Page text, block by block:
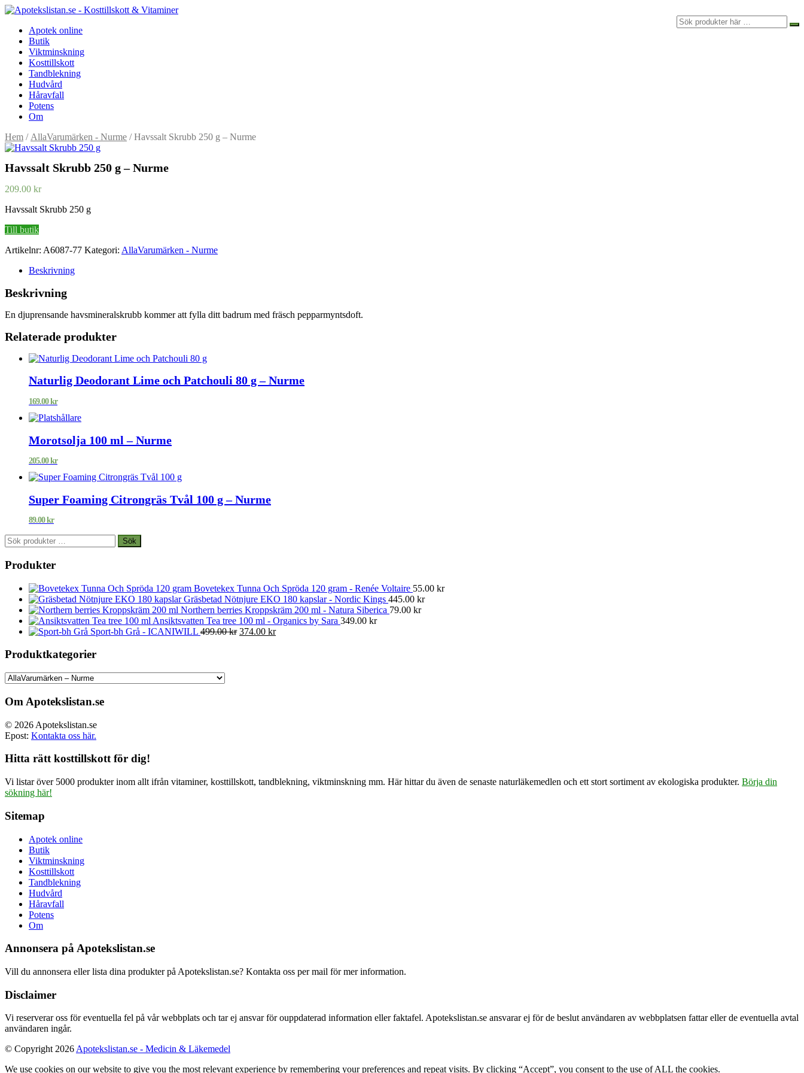
Apotek online
Butik
Viktminskning
Kosttillskott
Tandblekning
Hudvård
Håravfall
Potens
Om
Hem / AllaVarumärken - Nurme / Havssalt Skrubb 250 g – Nurme
Havssalt Skrubb 250 g – Nurme
209.00 kr
Havssalt Skrubb 250 g
Till butik
Artikelnr: A6087-77 Kategori: AllaVarumärken - Nurme
Beskrivning
Beskrivning
En djuprensande havsmineralskrubb kommer att fylla ditt badrum med fräsch pepparmyntsdoft.
Relaterade produkter
Naturlig Deodorant Lime och Patchouli 80 g – Nurme
169.00kr
Morotsolja 100 ml – Nurme
205.00kr
Super Foaming Citrongräs Tvål 100 g – Nurme
89.00kr
Sök
efter:
Sök
Produkter
Bovetekex Tunna Och Spröda 120 gram - Renée Voltaire 55.00 kr
Gräsbetad Nötnjure EKO 180 kapslar - Nordic Kings 445.00 kr
Northern berries Kroppskräm 200 ml - Natura Siberica 79.00 kr
Ansiktsvatten Tea tree 100 ml - Organics by Sara 349.00 kr
Sport-bh Grå - ICANIWILL 499.00kr Det
374.00 krDet
Produktkategorier
Om Apotekslistan.se
© 2026 Apotekslistan.se
Epost: Kontakta oss här.
Hitta rätt kosttillskott för dig!
Vi listar över 5000 produkter inom allt ifrån vitaminer, kosttillskott, tandblekning, viktminskning mm. Här hittar du även de senaste naturläkemedlen och ett stort sortiment av ekologiska produkter. Börja din
sökning här!
Sitemap
Apotek online
Butik
Viktminskning
Kosttillskott
Tandblekning
Hudvård
Håravfall
Potens
Om
Annonsera på Apotekslistan.se
Vill du annonsera eller lista dina produkter på Apotekslistan.se? Kontakta oss per mail för mer information.
Disclaimer
Vi reserverar oss för eventuella fel på vår webbplats och tar ej ansvar för ouppdaterad information eller faktafel. Apotekslistan.se ansvarar ej för de beslut användaren av webbplatsen fattar eller de eventuella avtal
användaren ingår.
© Copyright 2026 Apotekslistan.se - Medicin & Läkemedel
We use cookies on our website to give you the most relevant experience by remembering your preferences and repeat visits. By clicking “Accept”, you consent to the use of ALL the cookies.